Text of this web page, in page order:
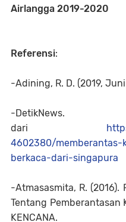
Airlangga 2019-2020
Referensi:
-Adining, R. D. (2019, Juni
-DetikNews.
dari
4602380/memberantas-
berkaca-dari-singapura
-Atmasasmita, R. (2016).
Tentang Pemberantasan
KENCANA.